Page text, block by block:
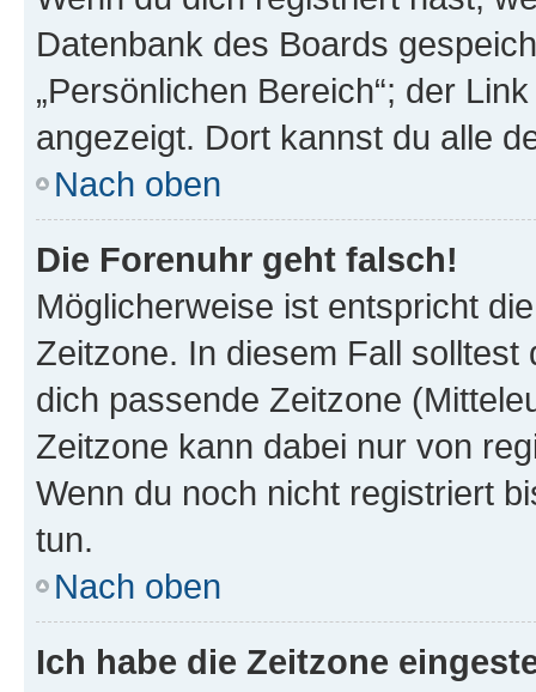
Datenbank des Boards
„Persönlichen Bereich“; der
angezeigt. Dort kannst du alle
Nach oben
Die Forenuhr geht falsch!
Möglicherweise ist entspricht
Zeitzone. In diesem Fall solltest
dich passende Zeitzone
Zeitzone kann dabei nur von
Wenn du noch nicht registriert
tun.
Nach oben
Ich habe die Zeitzone